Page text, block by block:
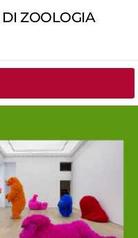
ZOOLOGIA